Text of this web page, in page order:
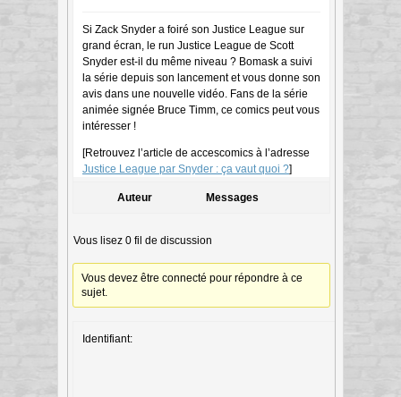
Si Zack Snyder a foiré son Justice League sur
grand écran, le run Justice League de Scott
Snyder est-il du même niveau ? Bomask a suivi
la série depuis son lancement et vous donne son
avis dans une nouvelle vidéo. Fans de la série
animée signée Bruce Timm, ce comics peut vous
intéresser !
[Retrouvez l’article de accescomics à l’adresse
Justice League par Snyder : ça vaut quoi ?]
Auteur Messages
Vous lisez 0 fil de discussion
Vous devez être connecté pour répondre à ce
sujet.
Identifiant: